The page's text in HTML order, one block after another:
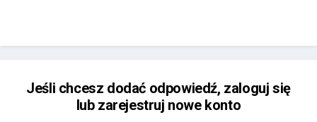
Jeśli chcesz dodać odpowiedź, zaloguj się
lub zarejestruj nowe konto